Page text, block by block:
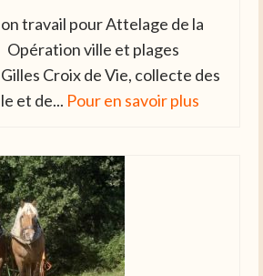
travail pour Attelage de la
Opération ville et plages
Croix de Vie, collecte des
et de... Pour en savoir plus